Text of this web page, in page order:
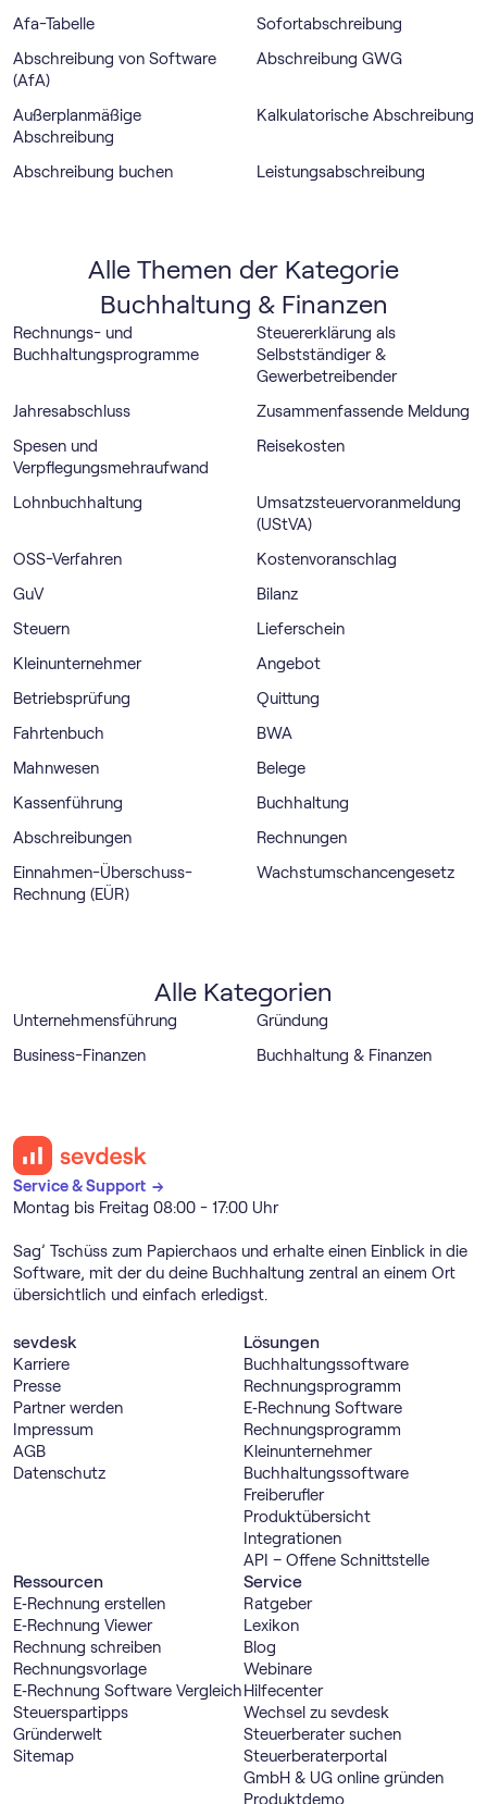
Afa-Tabelle
Sofortabschreibung
Abschreibung von Software
(AfA)
Abschreibung GWG
Außerplanmäßige
Abschreibung
Kalkulatorische Abschreibung
Abschreibung buchen Leistungsabschreibung
Alle Themen der Kategorie
Buchhaltung & Finanzen
Rechnungs- und
Buchhaltungsprogramme
Steuererklärung als
Selbstständiger &
Gewerbetreibender
Jahresabschluss
Zusammenfassende Meldung
Spesen und
Verpflegungsmehraufwand
Reisekosten
Lohnbuchhaltung
Umsatz­steuer­voranmeldung
(UStVA)
OSS-Verfahren
Kostenvoranschlag
GuV
Bilanz
Steuern
Lieferschein
Kleinunternehmer
Angebot
Betriebsprüfung
Quittung
Fahrtenbuch
BWA
Mahnwesen
Belege
Kassenführung
Buchhaltung
Abschreibungen
Rechnungen
Einnahmen-Überschuss-
Rechnung (EÜR)
Wachstumschancengesetz
Alle Kategorien
Unternehmensführung
Gründung
Business-Finanzen
Buchhaltung & Finanzen
Service & Support →
Montag bis Freitag 08:00 - 17:00 Uhr
Sag’ Tschüss zum Papierchaos und erhalte einen Einblick in die
Software, mit der du deine Buchhaltung zentral an einem Ort
übersichtlich und einfach erledigst.
sevdesk
Karriere
Presse
Partner werden
Impressum
AGB
Datenschutz
Lösungen
Buch­haltungs­software
Rechnungs­programm
E‑Rechnung Software
Rechnungs­programm
Kleinunternehmer
Buch­haltungs­software
Freiberufler
Produktübersicht
Integrationen
API – Offene Schnittstelle
Ressourcen
E‑Rechnung erstellen
E‑Rechnung Viewer
Rechnung schreiben
Rechnungsvorlage
E‑Rechnung Software Vergleich
Steuerspartipps
Gründerwelt
Sitemap
Service
Ratgeber
Lexikon
Blog
Webinare
Hilfecenter
Wechsel zu sevdesk
Steuerberater suchen
Steuerberaterportal
GmbH & UG online gründen
Produktdemo